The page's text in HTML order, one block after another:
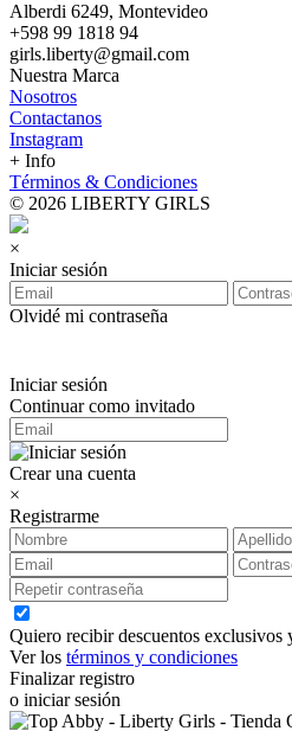
Alberdi 6249, Montevideo
+598 99 1818 94
girls.liberty@gmail.com
Nuestra Marca
Nosotros
Contactanos
Instagram
+ Info
Términos & Condiciones
© 2026 LIBERTY GIRLS
×
Iniciar sesión
Olvidé mi contraseña
Iniciar sesión
Continuar como invitado
Crear una cuenta
×
Registrarme
Quiero recibir descuentos exclusivos
Ver los términos y condiciones
Finalizar registro
o iniciar sesión